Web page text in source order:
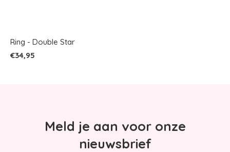
Ring - Double Star
€34,95
Meld je aan voor onze
nieuwsbrief